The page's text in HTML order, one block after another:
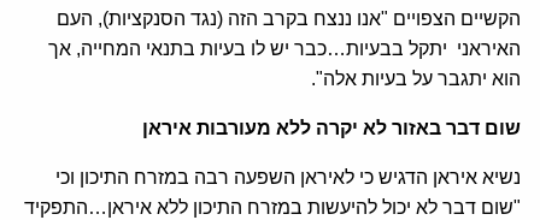
הקשיים הצפויים "אנו ננצח בקרב הזה (נגד הסנקציות), העם
האיראני יתקל בבעיות…כבר יש לו בעיות בתנאי המחייה, אך
הוא יתגבר על בעיות אלה".
שום דבר באזור לא יקרה ללא מעורבות איראן
נשיא איראן הדגיש כי לאיראן השפעה רבה במזרח התיכון וכי
"שום דבר לא יכול להיעשות במזרח התיכון ללא איראן…התפקיד